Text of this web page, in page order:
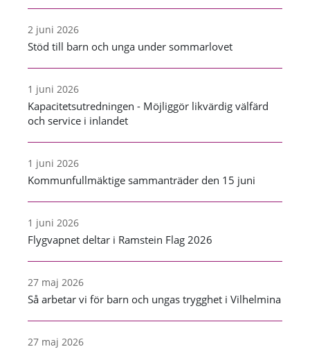
2 juni 2026
Stöd till barn och unga under sommarlovet
1 juni 2026
Kapacitetsutredningen - Möjliggör likvärdig välfärd
och service i inlandet
1 juni 2026
Kommunfullmäktige sammanträder den 15 juni
1 juni 2026
Flygvapnet deltar i Ramstein Flag 2026
27 maj 2026
Så arbetar vi för barn och ungas trygghet i Vilhelmina
27 maj 2026